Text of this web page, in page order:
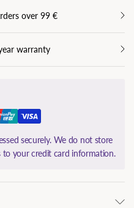
over 99 €
warranty
securely. We do not store
to your credit card information.